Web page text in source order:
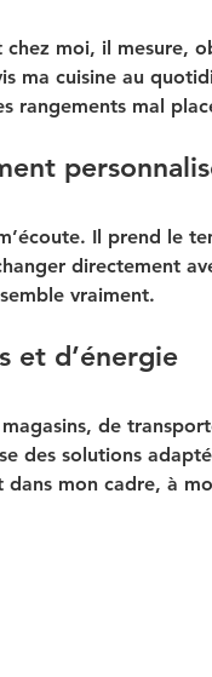
moi, il mesure,
ma cuisine au
rangements mal
Il prend le
directement
vraiment.
et d’énergie
de
des solutions
mon cadre, à